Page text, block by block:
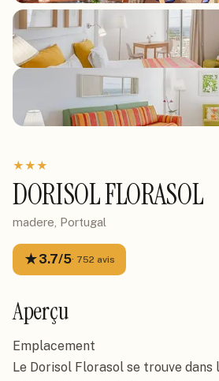
★★★
DORISOL FLORASOL
madere, Portugal
★3.7/5· 752 avis
Aperçu
Emplacement
Le Dorisol Florasol se trouve